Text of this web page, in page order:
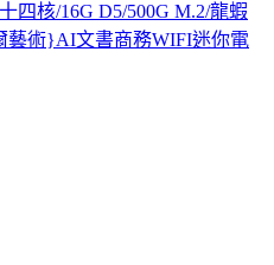
四核/16G D5/500G M.2/龍蝦
藝術}AI文書商務WIFI迷你電